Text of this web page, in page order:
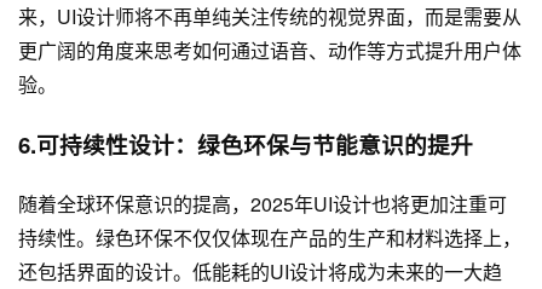
来，UI设计师将不再单纯关注传统的视觉界面，而是需要从
更广阔的角度来思考如何通过语音、动作等方式提升用户体
验。
6.可持续性设计：绿色环保与节能意识的提升
随着全球环保意识的提高，2025年UI设计也将更加注重可
持续性。绿色环保不仅仅体现在产品的生产和材料选择上，
还包括界面的设计。低能耗的UI设计将成为未来的一大趋